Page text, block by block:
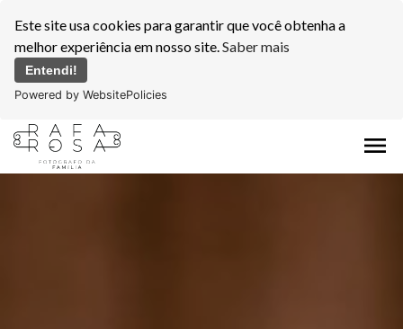
Este site usa cookies para garantir que você obtenha a
melhor experiência em nosso site.Saber mais
Entendi!
Powered by WebsitePolicies
menu